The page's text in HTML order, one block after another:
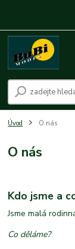
Úvod O nás
O nás
Kdo jsme a
Jsme malá
Co děláme?